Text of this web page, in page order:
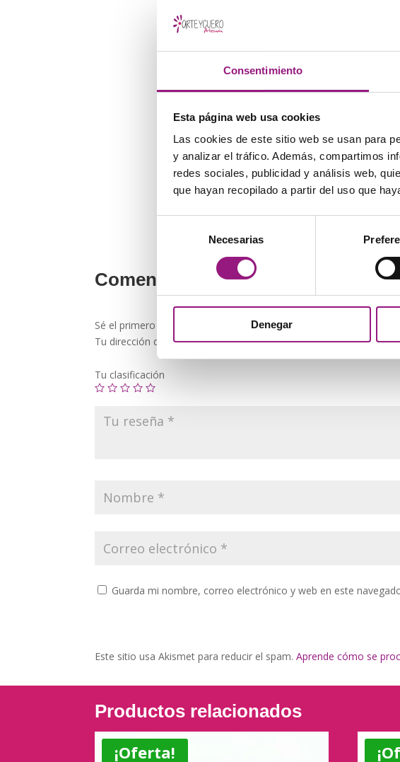
Consentimiento
Esta página web usa cookies
Las cookies de este sitio web se usan para
y analizar el tráfico. Además, compartimos
redes sociales, publicidad y análisis web,
que hayan recopilado a partir del uso que
consentimiento
Necesarias
Denegar
Comentarios
Sé el primero en valorar “Billetero de piel “Amanecer””
Tu dirección de correo electrónico no será publicada. Los
Tu clasificación
Guarda mi nombre, correo electrónico y web en este
Este sitio usa Akismet para reducir el spam.Aprende cómo se
Productos relacionados
¡Oferta!